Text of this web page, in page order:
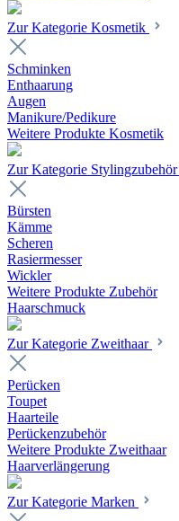
Zur Kategorie Kosmetik
Schminken
Enthaarung
Augen
Manikure/Pedikure
Weitere Produkte Kosmetik
Zur Kategorie Stylingzubehör
Bürsten
Kämme
Scheren
Rasiermesser
Wickler
Weitere Produkte Zubehör
Haarschmuck
Zur Kategorie Zweithaar
Perücken
Toupet
Haarteile
Perückenzubehör
Weitere Produkte Zweithaar
Haarverlängerung
Zur Kategorie Marken